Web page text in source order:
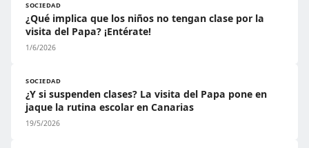
SOCIEDAD
¿Qué implica que los niños no tengan clase por la
visita del Papa? ¡Entérate!
1/6/2026
SOCIEDAD
¿Y si suspenden clases? La visita del Papa pone en
jaque la rutina escolar en Canarias
19/5/2026